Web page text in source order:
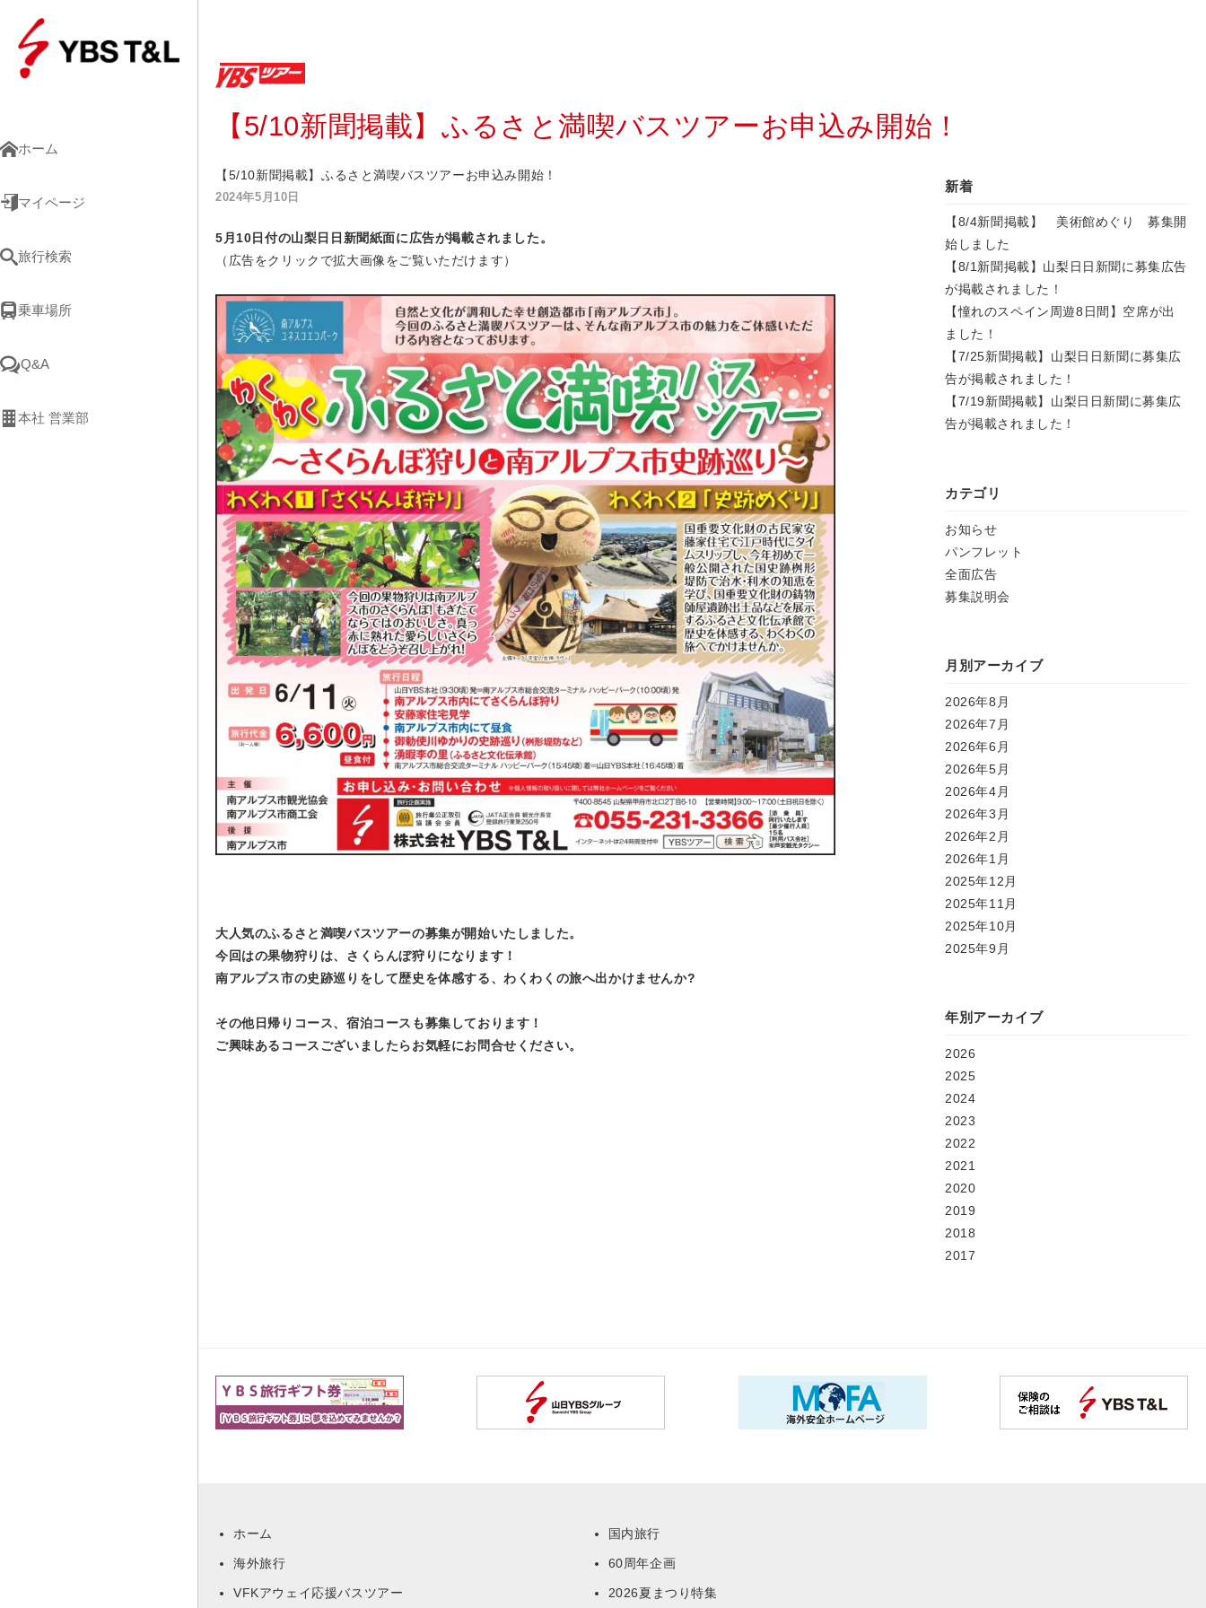
ホーム
マイページ
旅行検索
乗車場所
Q&A
本社 営業部
【5/10新聞掲載】ふるさと満喫バスツアーお申込み開始！
【5/10新聞掲載】ふるさと満喫バスツアーお申込み開始！
2024年5月10日
5月10日付の山梨日日新聞紙面に広告が掲載されました。
（広告をクリックで拡大画像をご覧いただけます）
大人気のふるさと満喫バスツアーの募集が開始いたしました。
今回はの果物狩りは、さくらんぼ狩りになります！
南アルプス市の史跡巡りをして歴史を体感する、わくわくの旅へ出かけませんか?
その他日帰りコース、宿泊コースも募集しております！
ご興味あるコースございましたらお気軽にお問合せください。
新着
【8/4新聞掲載】 美術館めぐり 募集開
始しました
【8/1新聞掲載】山梨日日新聞に募集広告
が掲載されました！
【憧れのスペイン周遊8日間】空席が出
ました！
【7/25新聞掲載】山梨日日新聞に募集広
告が掲載されました！
【7/19新聞掲載】山梨日日新聞に募集広
告が掲載されました！
カテゴリ
お知らせ
パンフレット
全面広告
募集説明会
月別アーカイブ
2026年8月
2026年7月
2026年6月
2026年5月
2026年4月
2026年3月
2026年2月
2026年1月
2025年12月
2025年11月
2025年10月
2025年9月
年別アーカイブ
2026
2025
2024
2023
2022
2021
2020
2019
2018
2017
ホーム 国内旅行
海外旅行 60周年企画
VFKアウェイ応援バスツアー 2026夏まつり特集